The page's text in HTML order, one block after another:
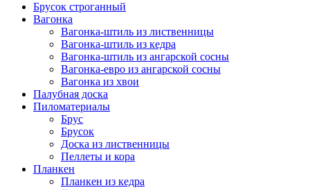
Брусок строганный
Вагонка
Вагонка-штиль из лиственницы
Вагонка-штиль из кедра
Вагонка-штиль из ангарской сосны
Вагонка-евро из ангарской сосны
Вагонка из хвои
Палубная доска
Пиломатериалы
Брус
Брусок
Доска из лиственницы
Пеллеты и кора
Планкен
Планкен из кедра